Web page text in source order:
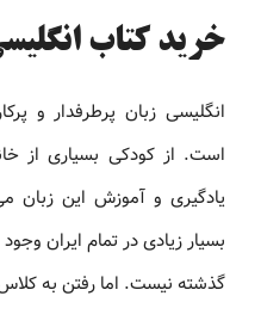
خرید کتاب انگلیسی [تا
انگلیسی زبان پرطرفدار و
است. از کودکی بسیاری از
یادگیری و آموزش این زبان
بسیار زیادی در تمام ایران
گذشته نیست. اما رفتن به